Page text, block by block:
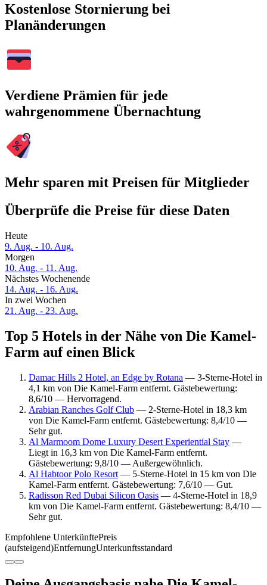
Kostenlose Stornierung bei
Planänderungen
Verdiene Prämien für jede
wahrgenommene Übernachtung
Mehr sparen mit Preisen für Mitglieder
Überprüfe die Preise für diese Daten
Heute
9. Aug. - 10. Aug.
Morgen
10. Aug. - 11. Aug.
Nächstes Wochenende
14. Aug. - 16. Aug.
In zwei Wochen
21. Aug. - 23. Aug.
Top 5 Hotels in der Nähe von Die Kamel-
Farm auf einen Blick
Damac Hills 2 Hotel, an Edge by Rotana — 3-Sterne-Hotel in
4,1 km von Die Kamel-Farm entfernt. Gästebewertung:
8,6/10 — Hervorragend.
Arabian Ranches Golf Club — 2-Sterne-Hotel in 18,3 km
von Die Kamel-Farm entfernt. Gästebewertung: 8,4/10 —
Sehr gut.
Al Marmoom Dome Luxury Desert Experiential Stay —
Liegt in 16,3 km von Die Kamel-Farm entfernt.
Gästebewertung: 9,8/10 — Außergewöhnlich.
Al Habtoor Polo Resort — 5-Sterne-Hotel in 15 km von Die
Kamel-Farm entfernt. Gästebewertung: 7,6/10 — Gut.
Radisson Red Dubai Silicon Oasis — 4-Sterne-Hotel in 18,9
km von Die Kamel-Farm entfernt. Gästebewertung: 8,4/10 —
Sehr gut.
Empfohlene UnterkünftePreis
(aufsteigend)EntfernungUnterkunftsstandard